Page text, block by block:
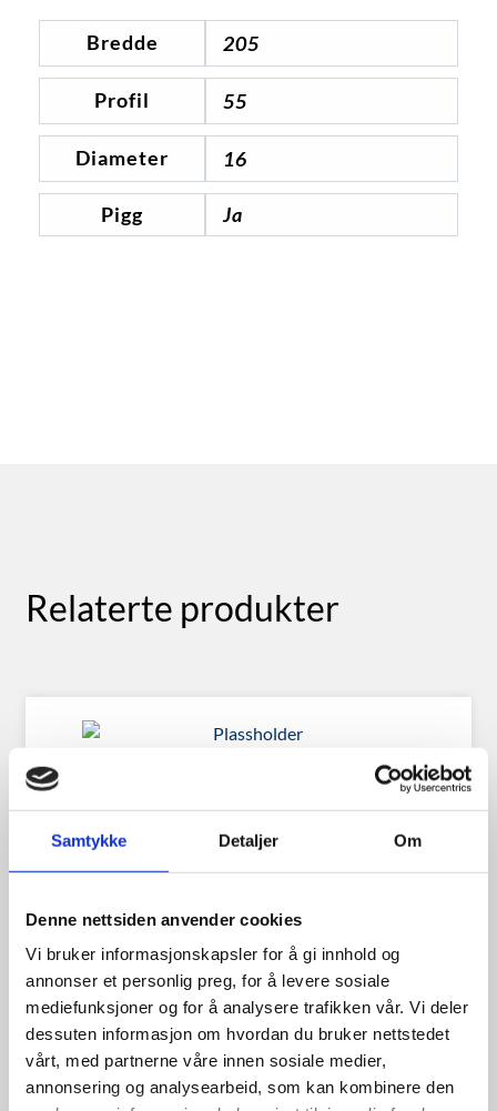
Samtykke Detaljer Om
Denne nettsiden anvender cookies
Vi bruker informasjonskapsler for å gi innhold og
annonser et personlig preg, for å levere sosiale
mediefunksjoner og for å analysere trafikken vår. Vi deler
dessuten informasjon om hvordan du bruker nettstedet
vårt, med partnerne våre innen sosiale medier,
annonsering og analysearbeid, som kan kombinere den
Bredde 205
Profil 55
Diameter 16
Pigg Ja
Relaterte produkter
Sailun Ice Blazer 185/8014
102Q m/pigg
1,250.00
Se flere detaljer